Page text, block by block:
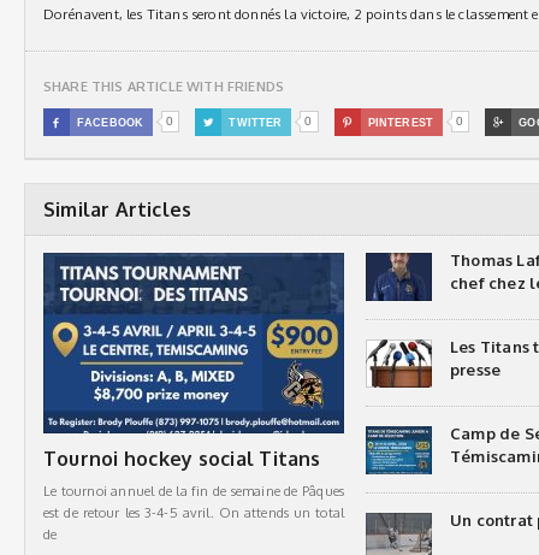
Dorénavent, les Titans seront donnés la victoire, 2 points dans le classement
SHARE THIS ARTICLE WITH FRIENDS
 FACEBOOK 0  TWITTER 0  PINTEREST 0 
Similar Articles
Tournoi hockey social Titans
Le tournoi annuel de la fin de semaine de Pâques
est de retour les 3-4-5 avril. On attends un total
de
Thomas
chef chez
Les Titans
presse
Camp de
Un contrat